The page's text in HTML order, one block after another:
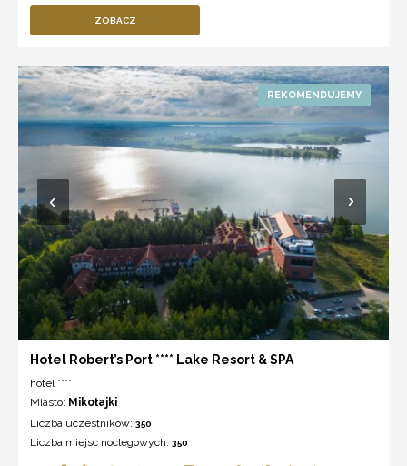
ZOBACZ
Hotel Robert’s Port **** Lake Resort & SPA
hotel ****
Miasto: Mikołajki
Liczba uczestników: 350
Liczba miejsc noclegowych: 350